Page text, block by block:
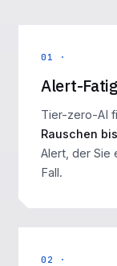
01 ·
Alert-
Tier-zero-AI
Rauschen
Alert, der Sie
Fall.
02 ·